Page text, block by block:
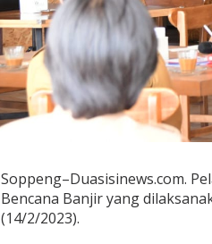
Soppeng–Duasisinews.com.
Bencana Banjir yang
(14/2/2023).